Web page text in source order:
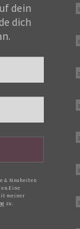
dein
dich
& Neuheiten
meiner
zu.